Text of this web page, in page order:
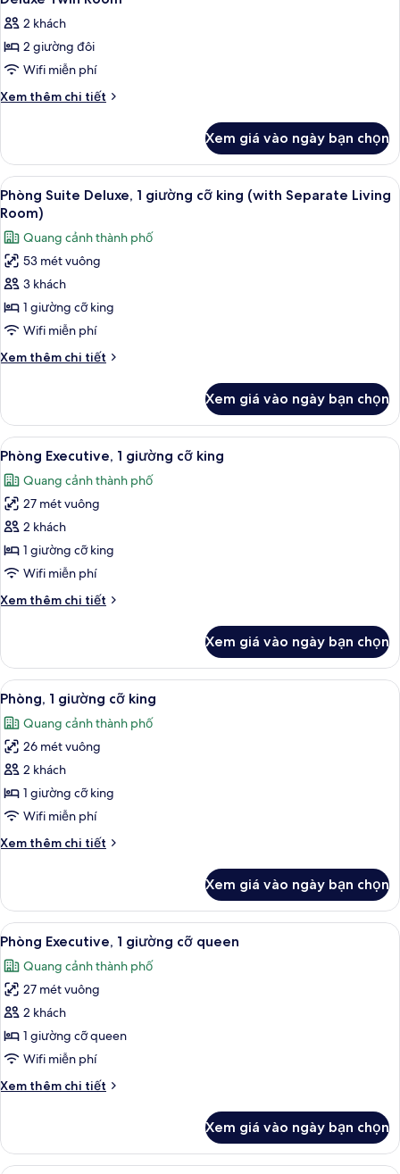
để
lọc
tìm
phòng
tất
cả
ảnh
Deluxe
Twin
2 khách
2 giường đôi
Wifi miễn phí
Xem thêm chi tiết
Chi
Deluxe
Twin
Room
Xem giá vào ngày bạn chọn
Xem
tất
cả
ảnh
Phòng
Suite
Deluxe,
1
giường
cỡ
(with
Separate
Living
Room)
TV LCD 32-inch có truyền hình vệ
16
Phòng Suite Deluxe, 1 giường cỡ king (with Separate Living
Room)
Quang cảnh thành phố
53 mét vuông
3 khách
1 giường cỡ king
Wifi miễn phí
Xem thêm chi tiết
Chi
Phòng
Suite
Deluxe,
giường
cỡ
(with
Separate
Living
Room)
Xem giá vào ngày bạn chọn
Xem
tất
cả
ảnh
Phòng
Executive,
1
cỡ
Bộ đồ giường kháng dị ứng,
13
Phòng Executive, 1 giường cỡ king
Quang cảnh thành phố
27 mét vuông
2 khách
1 giường cỡ king
Wifi miễn phí
Xem thêm chi tiết
Chi
Phòng
Executive,
1
giường
cỡ
king
Xem giá vào ngày bạn chọn
Xem
tất
cả
ảnh
Phòng,
1
giường
king
10
Phòng, 1 giường cỡ king
Quang cảnh thành phố
26 mét vuông
2 khách
1 giường cỡ king
Wifi miễn phí
Xem thêm chi tiết
Chi
Phòng,
giường
king
Xem giá vào ngày bạn chọn
Xem
tất
cả
ảnh
Phòng
Executive,
1
cỡ
Bộ đồ giường kháng dị ứng,
10
Phòng Executive, 1 giường cỡ queen
Quang cảnh thành phố
27 mét vuông
2 khách
1 giường cỡ queen
Wifi miễn phí
Xem thêm chi tiết
Chi
Phòng
Executive,
Xem giá vào ngày bạn chọn